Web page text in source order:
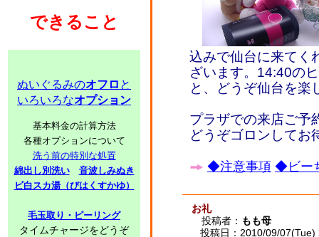
できること
ぬいぐるみのオフロ と
いろいろなオプション
基本料金の計算方法
各種オプションについて
洗う前の特別な処置
綿出し別洗い
音波しみぬき
ビ白スカ湯（びはくすかゆ）
毛玉取り・ピーリング
タイムチャージをどうぞ
込みで仙台に来てく
ざいます。14:40の
と、どうぞ仙台を楽
プラザでの来店ご予
どうぞゴロンしてお
◆注意事項 ◆ビー
お礼
投稿者： もも母
投稿日：2010/09/